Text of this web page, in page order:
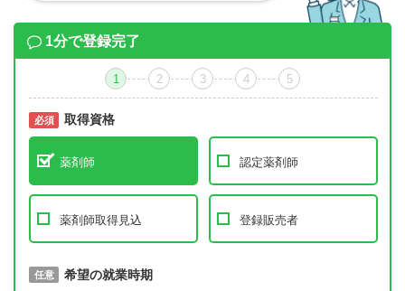
1分で登録完了
1 2 3 4 5
必須 取得資格
薬剤師 認定薬剤師
薬剤師取得見込 登録販売者
必須 取得予定年
任意 希望の就業時期